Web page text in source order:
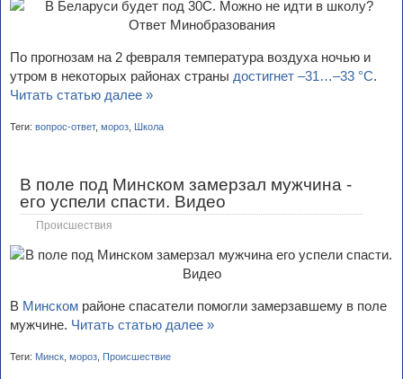
По прогнозам на 2 февраля температура воздуха ночью и
утром в некоторых районах страны достигнет –31…–33 °С.
Читать статью далее »
Теги: вопрос-ответ, мороз Школа
В поле под Минском замерзал мужчина -
его успели спасти. Видео
Происшествия
В Минском районе спасатели помогли замерзавшему в поле
мужчине. Читать статью далее »
Теги: Минск мороз Происшествие